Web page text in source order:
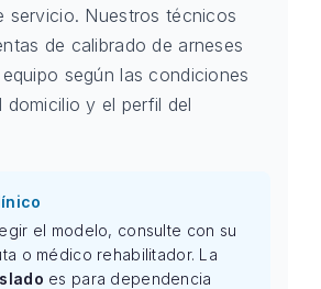
servicio. Nuestros técnicos
de calibrado de arneses
según las condiciones
domicilio y el perfil del
el modelo, consulte con su
o médico rehabilitador. La
es para dependencia